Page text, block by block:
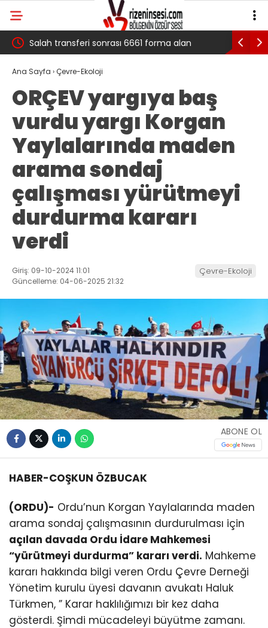
Salah transferi sonrası 6661 forma alan
belediye başkanına ‘Kimin parasıyla’ sorusu
Pazarlı
Ana Sayfa ›Çevre-Ekoloji
ORÇEV yargıya baş
vurdu yargı Korgan
Yaylalarında maden
arama sondaj
çalışması yürütmeyi
durdurma kararı
verdi
Giriş: 09-10-2024 11:01
Güncelleme: 04-06-2025 21:32
Çevre-Ekoloji
ABONE OL
HABER-COŞKUN ÖZBUCAK
(ORDU)- Ordu’nun Korgan Yaylalarında maden
arama sondaj çalışmasının durdurulması için
açılan davada Ordu İdare Mahkemesi
“yürütmeyi durdurma” kararı verdi. Mahkeme
kararı hakkında bilgi veren Ordu Çevre Derneği
Yönetim kurulu üyesi davanın avukatı Haluk
Türkmen, ” Karar haklılığımızı bir kez daha
gösterdi. Şimdi mücadeleyi büyütme zamanı.